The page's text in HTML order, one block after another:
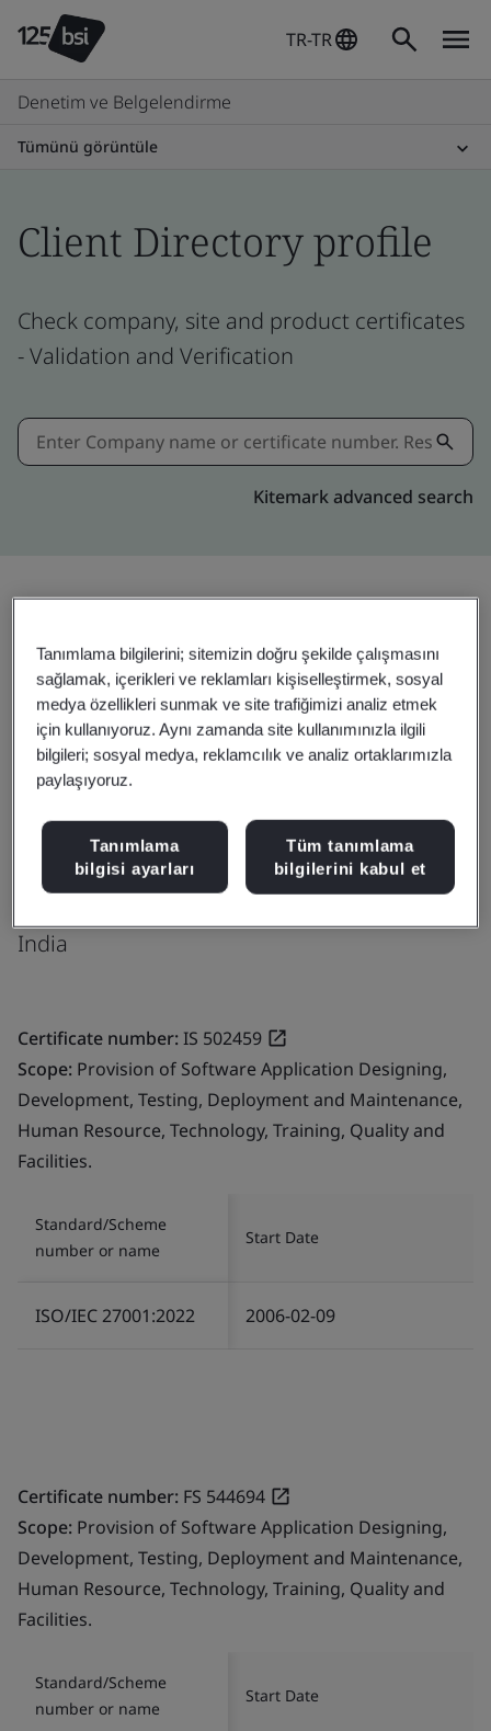
TR-TR
Denetim ve Belgelendirme
Tümünü görüntüle
Client Directory profile
Check company, site and product certificates
- Validation and Verification
Kitemark advanced search
Digitide Solutions Limited
Manchester Square, No-12/5,
Puliyakulam Road, Opp Kidney Center,
Coimbatore
India
Certificate number:IS 502459
Scope: Provision of Software Application Designing,
Development, Testing, Deployment and Maintenance,
Human Resource, Technology, Training, Quality and
Facilities.
Standard/Scheme
number or name
Start Date
ISO/IEC 27001:2022 2006-02-09
Certificate number: FS 544694
Scope: Provision of Software Application Designing,
Development, Testing, Deployment and Maintenance,
Human Resource, Technology, Training, Quality and
Facilities.
Standard/Scheme
number or name
Start Date
Tanımlama bilgilerini; sitemizin doğru şekilde çalışmasını
sağlamak, içerikleri ve reklamları kişiselleştirmek, sosyal
medya özellikleri sunmak ve site trafiğimizi analiz etmek
için kullanıyoruz. Aynı zamanda site kullanımınızla ilgili
bilgileri; sosyal medya, reklamcılık ve analiz ortaklarımızla
paylaşıyoruz.
Tanımlama
bilgisi ayarları
Tüm tanımlama
bilgilerini kabul et